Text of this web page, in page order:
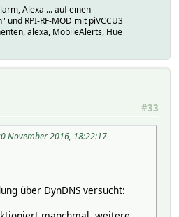
Alexa ... auf einen
und RPI-RF-MOD mit piVCCU3
alexa, MobileAlerts, Hue
#33
November 2016, 18:22:17
über DynDNS versucht: